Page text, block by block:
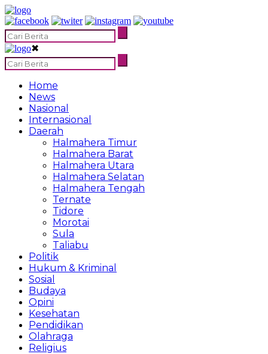
✖
Home
News
Nasional
Internasional
Daerah
Halmahera Timur
Halmahera Barat
Halmahera Utara
Halmahera Selatan
Halmahera Tengah
Ternate
Tidore
Morotai
Sula
Taliabu
Politik
Hukum & Kriminal
Sosial
Budaya
Opini
Kesehatan
Pendidikan
Olahraga
Religius